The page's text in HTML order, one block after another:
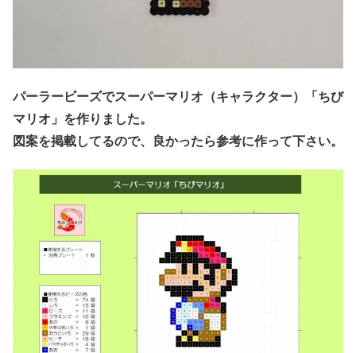
パーラービーズでスーパーマリオ（キャラクター）「ちび
マリオ」を作りました。
図案を掲載してるので、良かったら参考に作って下さい。